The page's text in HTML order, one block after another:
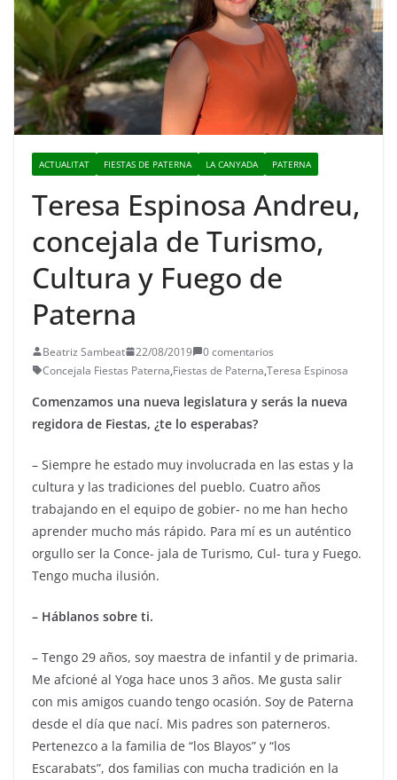
ACTUALITAT FIESTAS DE PATERNA LA CANYADA PATERNA
Teresa Espinosa Andreu,
concejala de Turismo,
Cultura y Fuego de
Paterna
Beatriz Sambeat 22/08/2019
0 comentarios
Concejala Fiestas Paterna,Fiestas de Paterna,Teresa Espinosa
Comenzamos una nueva legislatura y serás la nueva
regidora de Fiestas, ¿te lo esperabas?
– Siempre he estado muy involucrada en las estas y la
cultura y las tradiciones del pueblo. Cuatro años
trabajando en el equipo de gobier- no me han hecho
aprender mucho más rápido. Para mí es un auténtico
orgullo ser la Conce- jala de Turismo, Cul- tura y Fuego.
Tengo mucha ilusión.
– Háblanos sobre ti.
– Tengo 29 años, soy maestra de infantil y de primaria.
Me afcioné al Yoga hace unos 3 años. Me gusta salir
con mis amigos cuando tengo ocasión. Soy de Paterna
desde el día que nací. Mis padres son paterneros.
Pertenezco a la familia de “los Blayos” y “los
Escarabats”, dos familias con mucha tradición en la